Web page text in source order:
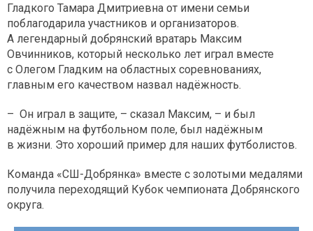
Гладкого Тамара Дмитриевна от имени семьи
поблагодарила участников и организаторов.
А легендарный добрянский вратарь Максим
Овчинников, который несколько лет играл вместе
с Олегом Гладким на областных соревнованиях,
главным его качеством назвал надёжность.
– Он играл в защите, – сказал Максим, – и был
надёжным на футбольном поле, был надёжным
в жизни. Это хороший пример для наших футболистов.
Команда «СШ-Добрянка» вместе с золотыми медалями
получила переходящий Кубок чемпионата Добрянского
округа.